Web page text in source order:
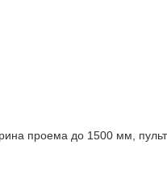
проема до 1500 мм,